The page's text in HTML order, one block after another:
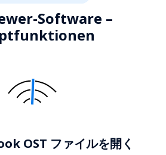
Software –
OST ファイルを開く